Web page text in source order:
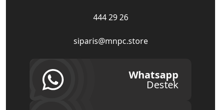
444 29 26
siparis@mnpc.store
Whatsapp
Destek